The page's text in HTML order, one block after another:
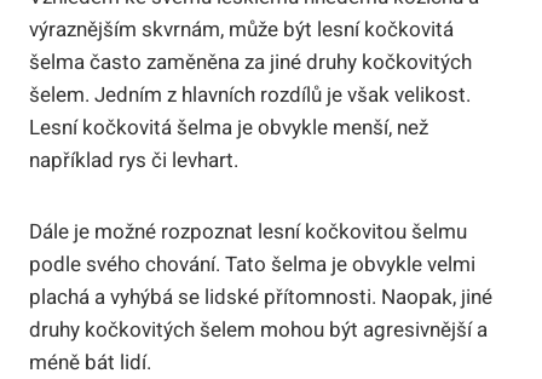
výraznějším skvrnám, může být lesní kočkovitá
šelma často zaměněna za jiné druhy kočkovitých
šelem. Jedním z hlavních rozdílů je však velikost.
Lesní kočkovitá šelma je obvykle menší, než
například rys či levhart.
Dále je možné rozpoznat lesní kočkovitou šelmu
podle svého chování. Tato šelma je obvykle velmi
plachá a vyhýbá se lidské přítomnosti. Naopak, jiné
druhy kočkovitých šelem mohou být agresivnější a
méně bát lidí.